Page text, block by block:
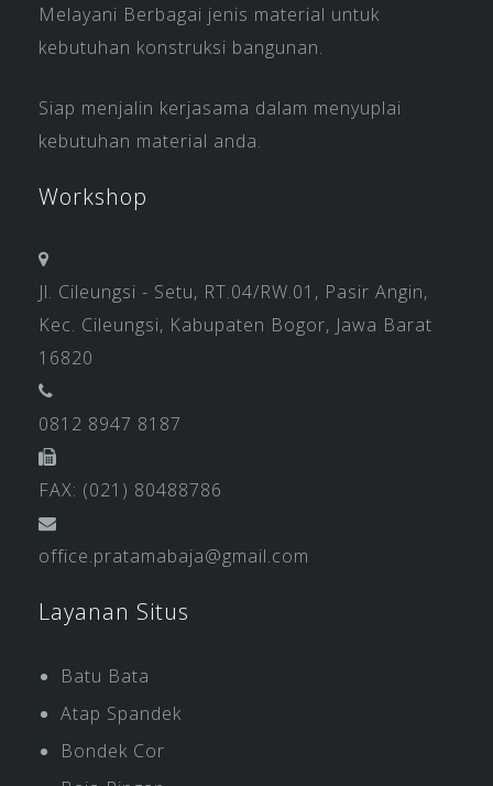
Melayani Berbagai jenis material untuk
kebutuhan konstruksi bangunan.
Siap menjalin kerjasama dalam menyuplai
kebutuhan material anda.
Workshop
Jl. Cileungsi - Setu, RT.04/RW.01, Pasir Angin,
Kec. Cileungsi, Kabupaten Bogor, Jawa Barat
16820
0812 8947 8187
FAX: (021) 80488786
office.pratamabaja@gmail.com
Layanan Situs
Batu Bata
Atap Spandek
Bondek Cor